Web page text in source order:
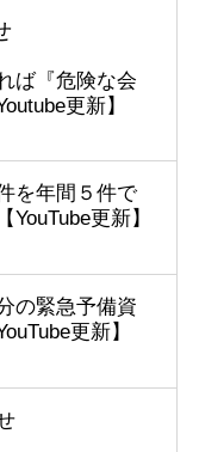
ば『危険な会
更新】
を年間５件で
YouTube更新】
の緊急予備資
更新】